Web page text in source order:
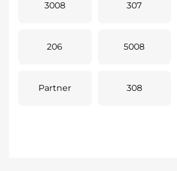
3008 307
206 5008
Partner 308